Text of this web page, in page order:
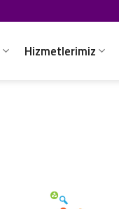
Hizmetlerimiz